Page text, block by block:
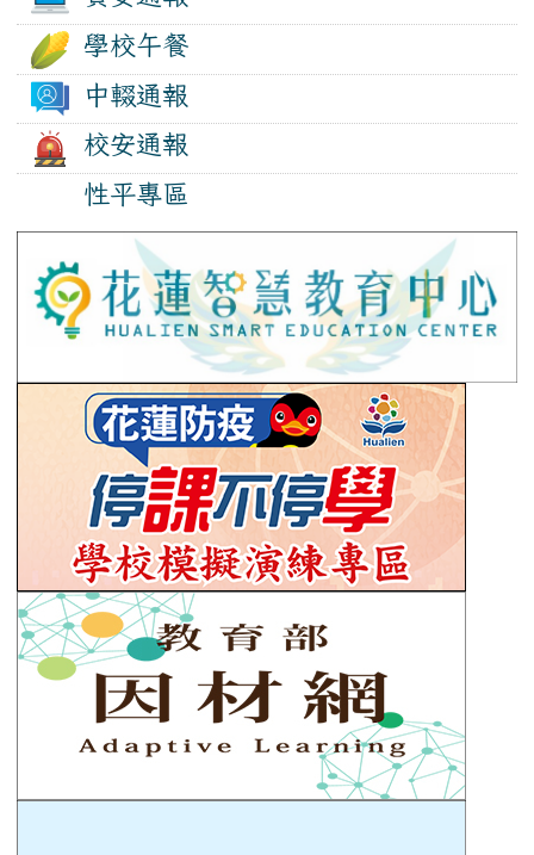
學校午餐
中輟通報
校安通報
性平專區